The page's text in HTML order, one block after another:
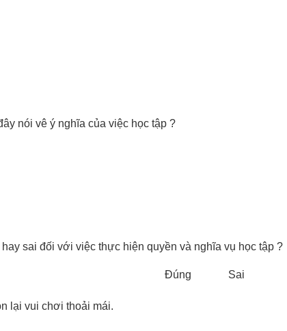
nói vê ý nghĩa của việc học tập ?
sai đối với việc thực hiện quyền và nghĩa vụ học tập ?
Đúng Sai
lại vui chơi thoải mái.